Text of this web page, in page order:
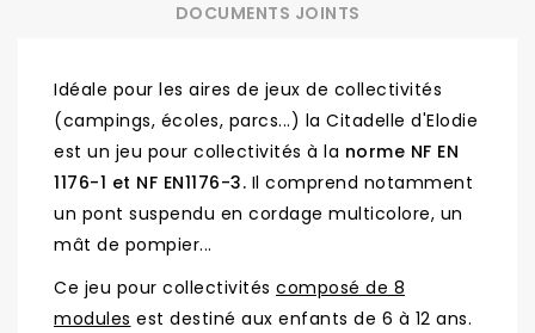
DOCUMENTS JOINTS
Idéale pour les aires de jeux de collectivités
(campings, écoles, parcs...) la Citadelle d'Elodie
est un jeu pour collectivités à la norme NF EN
1176-1 et NF EN1176-3. Il comprend notamment
un pont suspendu en cordage multicolore, un
mât de pompier...
Ce jeu pour collectivités composé de 8
modules est destiné aux enfants de 6 à 12 ans.